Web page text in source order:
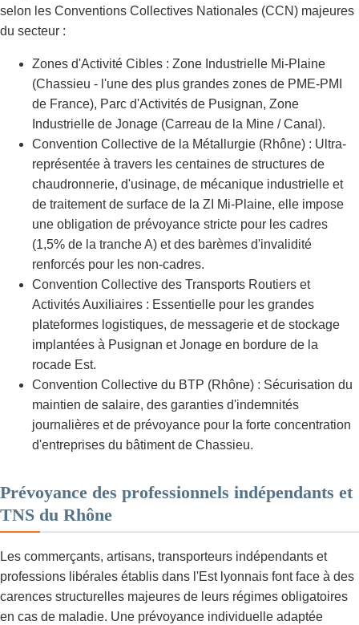
selon les Conventions Collectives Nationales (CCN) majeures
du secteur :
Zones d'Activité Cibles : Zone Industrielle Mi-Plaine
(Chassieu - l'une des plus grandes zones de PME-PMI
de France), Parc d'Activités de Pusignan, Zone
Industrielle de Jonage (Carreau de la Mine / Canal).
Convention Collective de la Métallurgie (Rhône) : Ultra-
représentée à travers les centaines de structures de
chaudronnerie, d'usinage, de mécanique industrielle et
de traitement de surface de la ZI Mi-Plaine, elle impose
une obligation de prévoyance stricte pour les cadres
(1,5% de la tranche A) et des barèmes d'invalidité
renforcés pour les non-cadres.
Convention Collective des Transports Routiers et
Activités Auxiliaires : Essentielle pour les grandes
plateformes logistiques, de messagerie et de stockage
implantées à Pusignan et Jonage en bordure de la
rocade Est.
Convention Collective du BTP (Rhône) : Sécurisation du
maintien de salaire, des garanties d'indemnités
journalières et de prévoyance pour la forte concentration
d'entreprises du bâtiment de Chassieu.
Prévoyance des professionnels indépendants et
TNS du Rhône
Les commerçants, artisans, transporteurs indépendants et
professions libérales établis dans l'Est lyonnais font face à des
carences structurelles majeures de leurs régimes obligatoires
en cas de maladie. Une prévoyance individuelle adaptée